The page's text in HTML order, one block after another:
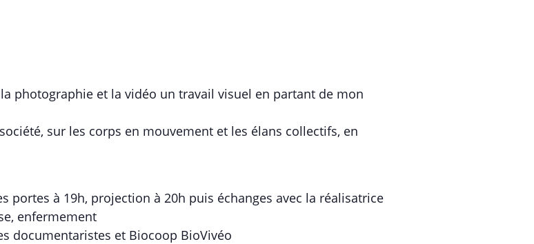
photographie et la vidéo un travail visuel en partant de mon
sur les corps en mouvement et les élans collectifs, en
portes à 19h, projection à 20h puis échanges avec la réalisatrice
enfermement
documentaristes et Biocoop BioVivéo